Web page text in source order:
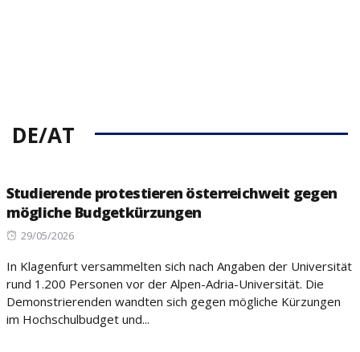
DE/AT
Studierende protestieren österreichweit gegen
mögliche Budgetkürzungen
Posted
29/05/2026
In Klagenfurt versammelten sich nach Angaben der Universität
rund 1.200 Personen vor der Alpen-Adria-Universität. Die
Demonstrierenden wandten sich gegen mögliche Kürzungen
im Hochschulbudget und...